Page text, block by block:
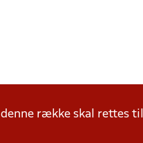
række skal rettes